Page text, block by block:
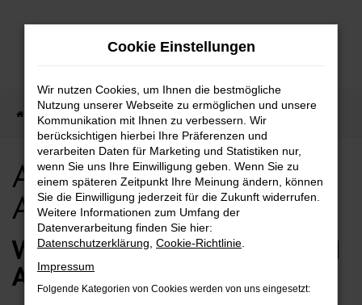
Zum
Startseite Rostock Audi Audi A8 für Rostock Top Angebote
Audi A8 für Rostock Top
Angebote
WIE WÄRE ES MIT EINEM AUDI
A8 FÜR ROSTOCK?
Cookie Einstellungen
Wir nutzen Cookies, um Ihnen die bestmögliche
Nutzung unserer Webseite zu ermöglichen und unsere
Kommunikation mit Ihnen zu verbessern. Wir
berücksichtigen hierbei Ihre Präferenzen und
verarbeiten Daten für Marketing und Statistiken nur,
wenn Sie uns Ihre Einwilligung geben. Wenn Sie zu
einem späteren Zeitpunkt Ihre Meinung ändern, können
Sie die Einwilligung jederzeit für die Zukunft widerrufen.
Weitere Informationen zum Umfang der
Datenverarbeitung finden Sie hier:
Datenschutzerklärung Cookie-Richtlinie
Impressum
Folgende Kategorien von Cookies werden von uns eingesetzt: